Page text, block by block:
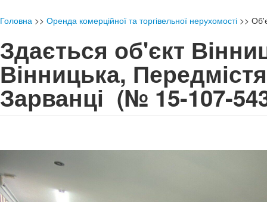
Головна >> Оренда комерційної та торгівельної нерухомості >>
Здається об'єкт
Вінницька,
Зарванці (№ 15-107-